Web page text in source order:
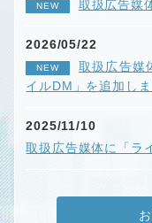
NEW 取扱広告媒
2026/05/22
NEW
取扱広告媒
イルDM」を追加しま
2025/11/10
取扱広告媒体に「ラ